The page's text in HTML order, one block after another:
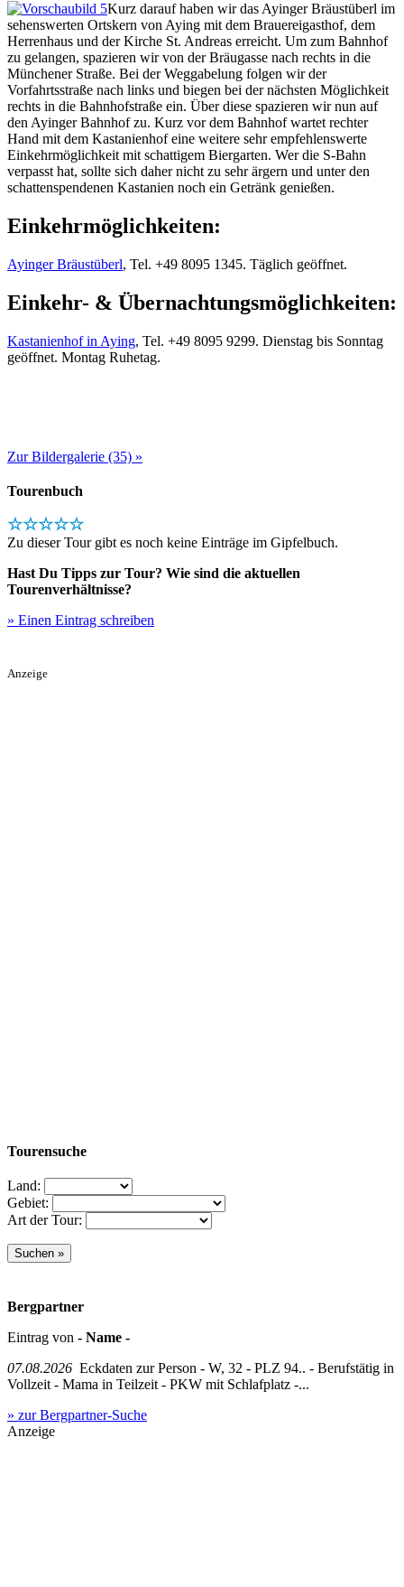
Kurz darauf haben wir das Ayinger Bräustüberl im
sehenswerten Ortskern von Aying mit dem Brauereigasthof, dem
Herrenhaus und der Kirche St. Andreas erreicht. Um zum Bahnhof
zu gelangen, spazieren wir von der Bräugasse nach rechts in die
Münchener Straße. Bei der Weggabelung folgen wir der
Vorfahrtsstraße nach links und biegen bei der nächsten Möglichkeit
rechts in die Bahnhofstraße ein. Über diese spazieren wir nun auf
den Ayinger Bahnhof zu. Kurz vor dem Bahnhof wartet rechter
Hand mit dem Kastanienhof eine weitere sehr empfehlenswerte
Einkehrmöglichkeit mit schattigem Biergarten. Wer die S-Bahn
verpasst hat, sollte sich daher nicht zu sehr ärgern und unter den
schattenspendenen Kastanien noch ein Getränk genießen.
Einkehrmöglichkeiten:
Ayinger Bräustüberl, Tel. +49 8095 1345. Täglich geöffnet.
Einkehr- & Übernachtungsmöglichkeiten:
Kastanienhof in Aying, Tel. +49 8095 9299. Dienstag bis Sonntag
geöffnet. Montag Ruhetag.
Zur Bildergalerie (35) »
Tourenbuch
☆☆☆☆☆
Zu dieser Tour gibt es noch keine Einträge im Gipfelbuch.
Hast Du Tipps zur Tour? Wie sind die aktuellen
Tourenverhältnisse?
» Einen Eintrag schreiben
Anzeige
Tourensuche
Land:
Gebiet:
Art der Tour:
Bergpartner
Eintrag von - Name -
07.08.2026 Eckdaten zur Person - W, 32 - PLZ 94.. - Berufstätig in
Vollzeit - Mama in Teilzeit - PKW mit Schlafplatz -...
» zur Bergpartner-Suche
Anzeige